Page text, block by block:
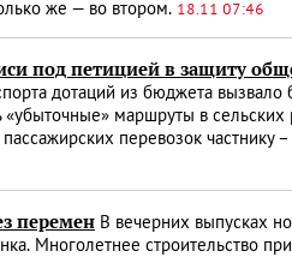
же — во втором. 18.11 07:46
под петицией в защиту
дотаций из бюджета
«убыточные» маршруты в
перевозок частнику
перемен В вечерних выпусках
Многолетнее строительство